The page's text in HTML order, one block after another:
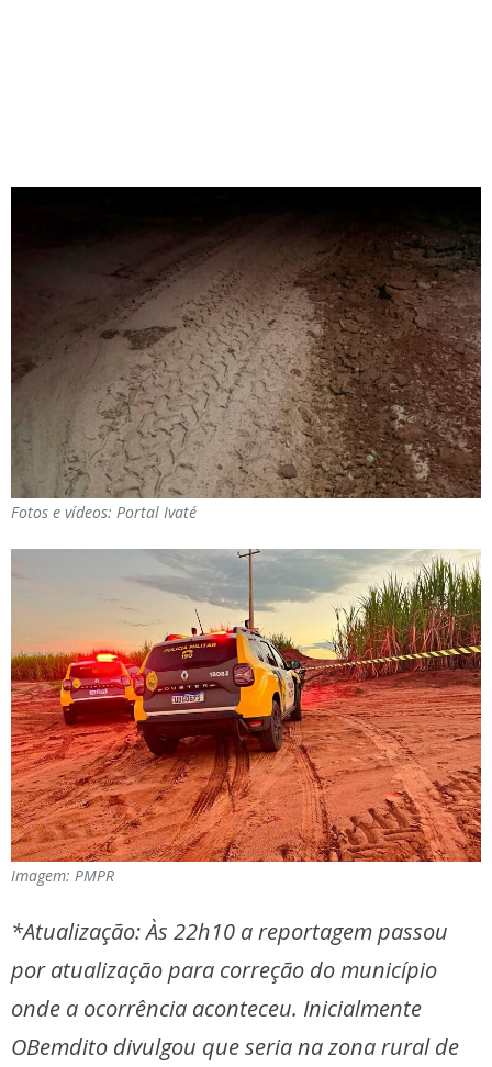
Fotos e vídeos: Portal Ivaté
Imagem: PMPR
*Atualização: Às 22h10 a reportagem passou
por atualização para correção do município
onde a ocorrência aconteceu. Inicialmente
OBemdito divulgou que seria na zona rural de